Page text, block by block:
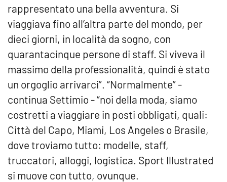
rappresentato una bella avventura. Si
viaggiava fino all’altra parte del mondo, per
dieci giorni, in località da sogno, con
quarantacinque persone di staff. Si viveva il
massimo della professionalità, quindi è stato
un orgoglio arrivarci”. “Normalmente” -
continua Settimio - “noi della moda, siamo
costretti a viaggiare in posti obbligati, quali:
Città del Capo, Miami, Los Angeles o Brasile,
dove troviamo tutto: modelle, staff,
truccatori, alloggi, logistica. Sport Illustrated
si muove con tutto, ovunque.